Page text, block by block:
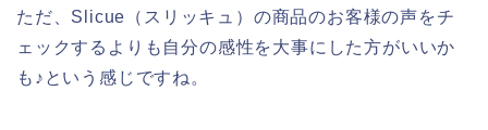
ただ、Slicue（スリッキュ）の商品のお客様の声をチ
ェックするよりも自分の感性を大事にした方がいいか
も♪という感じですね。